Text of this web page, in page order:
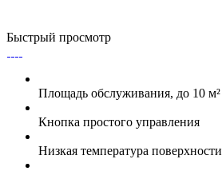
Быстрый просмотр
Площадь обслуживания, до 10 м²
Кнопка простого управления
Низкая температура поверхности